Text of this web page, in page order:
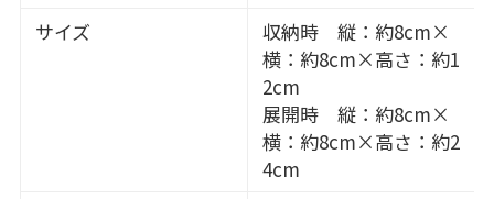
サイズ
収納時 縦：約8cm×
横：約8cm×高さ：約1
2cm
展開時 縦：約8cm×
横：約8cm×高さ：約2
4cm